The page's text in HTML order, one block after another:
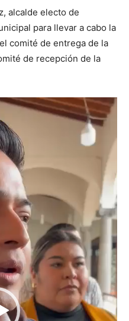
alcalde electo de
para llevar a cabo la
comité de entrega de la
de recepción de la